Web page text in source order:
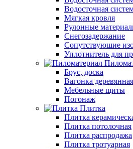
Водосточная
Мягкая кровля
Рулонные
Снегозадержание
Сопутствуюшие
Уплотнитель для
Брус, доска
Вагонка деревянная
Мебельные щиты
Погонаж
Плитка
Плитка
Плитка потолочная
Плитка распродажа
Плитка тротуарная